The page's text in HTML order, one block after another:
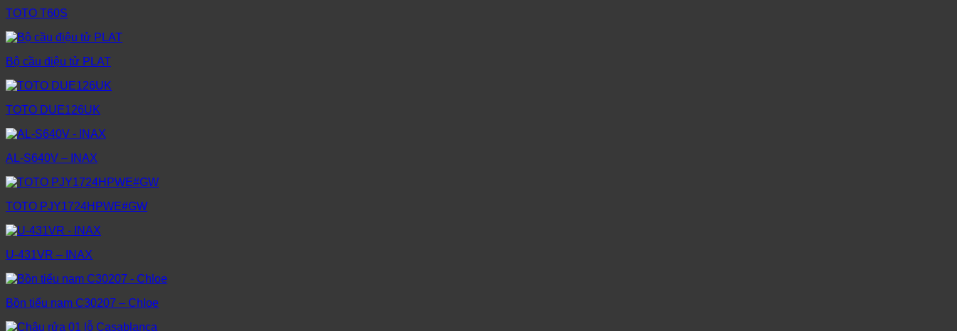
TOTO T60S
Bộ cầu điệu tử PLAT
TOTO DUE126UK
AL-S640V – INAX
TOTO PJY1724HPWE#GW
U-431VR – INAX
Bồn tiểu nam C30207 – Chloe